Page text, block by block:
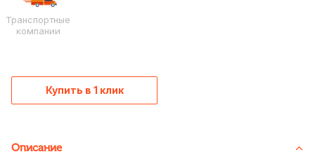
Транспортные
компании
Купить в 1 клик
Описание